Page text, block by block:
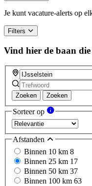
are
a
ignore
this
field
Je kunt vacature-alerts op
Filters
Vind hier de baan
Zoeken Zoeken
Sorteer op
Afstanden
Binnen 10 km 8
Binnen 25 km 17
Binnen 50 km 37
Binnen 100 km 63